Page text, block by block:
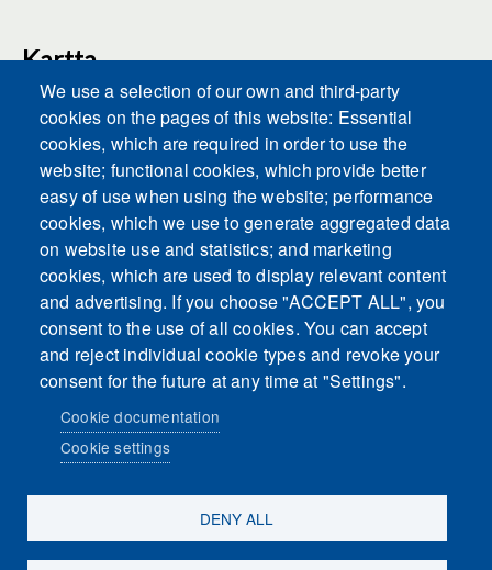
Kartta
This content is blocked because Embeds
cookies have not been accepted.
ACCEPT ALL COOKIES
Only accept Embeds cookies
Sosiaalinen media
We use a selection of our own and third-party
cookies on the pages of this website: Essential
cookies, which are required in order to use the
website; functional cookies, which provide better
easy of use when using the website; performance
cookies, which we use to generate aggregated data
on website use and statistics; and marketing
cookies, which are used to display relevant content
and advertising. If you choose "ACCEPT ALL", you
consent to the use of all cookies. You can accept
and reject individual cookie types and revoke your
consent for the future at any time at "Settings".
Cookie documentation
Cookie settings
DENY ALL